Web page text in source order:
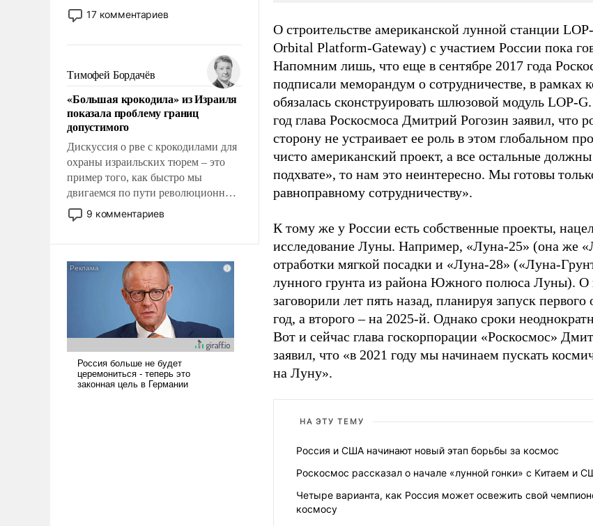
политические прожекты будут
безусловно оплачиваться за счет
где Еревану за свои поступки не
нужно отвечать.
17 комментариев
Тимофей Бордачёв
«Большая крокодила» из Израиля
показала проблему границ
допустимого
Дискуссия о рве с крокодилами для
охраны израильских тюрем – это
пример того, как быстро мы
двигаемся по пути революционных
изменений. То, что несколько лет
назад было образом для
9 комментариев
О строительстве американской лунной станции
Orbital Platform-Gateway) с участием России пока
Напомним лишь, что еще в сентябре 2017 года
подписали меморандум о сотрудничестве, в рамках
обязалась сконструировать шлюзовой модуль LOP-
год глава Роскосмоса Дмитрий Рогозин заявил, что
сторону не устраивает ее роль в этом глобальном
чисто американский проект, а все остальные
подхвате», то нам это неинтересно. Мы готовы
равноправному сотрудничеству».
К тому же у России есть собственные проекты,
исследование Луны. Например, «Луна-25» (она же
отработки мягкой посадки и «Луна-28» («Луна-
лунного грунта из района Южного полюса Луны).
заговорили лет пять назад, планируя запуск первого
год, а второго – на 2025-й. Однако сроки
Вот и сейчас глава госкорпорации «Роскосмос»
заявил, что «в 2021 году мы начинаем пускать
на Луну».
НА ЭТУ ТЕМУ
Россия и США начинают новый этап борьбы за космос
Роскосмос рассказал о начале «лунной гонки» с Китаем и
Четыре варианта, как Россия может освежить свой
космосу